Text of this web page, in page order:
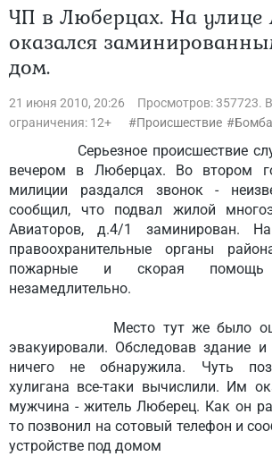
ЧП в Люберцах. На улице
оказался
дом.
21 июня 2010, 20:26
Просмотров: 357723.
ограничения: 12+
Происшествие Бомба
Серьезное происшествие
вечером в Люберцах. Во втором
милиции раздался звонок -
сообщил, что подвал жилой
Авиаторов, д.4/1 заминирован.
правоохранительные органы
пожарные и скорая помощь
незамедлительно.
Место тут же было
эвакуировали. Обследовав здание
ничего не обнаружила. Чуть
хулигана все-таки вычислили. Им
мужчина - житель Люберец. Как он
то позвонил на сотовый телефон и
устройстве под домом